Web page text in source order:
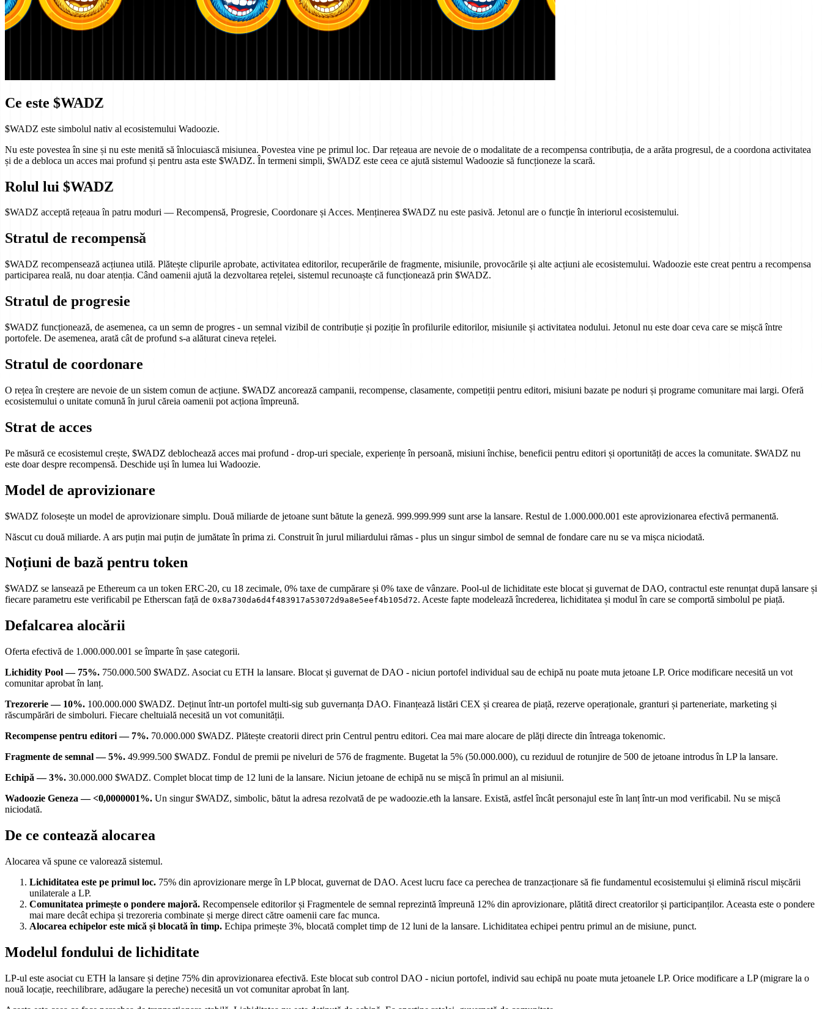
Ce este $WADZ
$WADZ este simbolul nativ al ecosistemului Wadoozie.
Nu este povestea în sine și nu este menită să înlocuiască misiunea. Povestea vine pe primul loc. Dar rețeaua are nevoie de o modalitate de a recompensa contribuția, de a arăta progresul, de a coordona activitatea
și de a debloca un acces mai profund și pentru asta este $WADZ. În termeni simpli, $WADZ este ceea ce ajută sistemul Wadoozie să funcționeze la scară.
Rolul lui $WADZ
$WADZ acceptă rețeaua în patru moduri — Recompensă, Progresie, Coordonare și Acces. Menținerea $WADZ nu este pasivă. Jetonul are o funcție în interiorul ecosistemului.
Stratul de recompensă
$WADZ recompensează acțiunea utilă. Plătește clipurile aprobate, activitatea editorilor, recuperările de fragmente, misiunile, provocările și alte acțiuni ale ecosistemului. Wadoozie este creat pentru a recompensa
participarea reală, nu doar atenția. Când oamenii ajută la dezvoltarea rețelei, sistemul recunoaște că funcționează prin $WADZ.
Stratul de progresie
$WADZ funcționează, de asemenea, ca un semn de progres - un semnal vizibil de contribuție și poziție în profilurile editorilor, misiunile și activitatea nodului. Jetonul nu este doar ceva care se mișcă între
portofele. De asemenea, arată cât de profund s-a alăturat cineva rețelei.
Stratul de coordonare
O rețea în creștere are nevoie de un sistem comun de acțiune. $WADZ ancorează campanii, recompense, clasamente, competiții pentru editori, misiuni bazate pe noduri și programe comunitare mai largi. Oferă
ecosistemului o unitate comună în jurul căreia oamenii pot acționa împreună.
Strat de acces
Pe măsură ce ecosistemul crește, $WADZ deblochează acces mai profund - drop-uri speciale, experiențe în persoană, misiuni închise, beneficii pentru editori și oportunități de acces la comunitate. $WADZ nu
este doar despre recompensă. Deschide uși în lumea lui Wadoozie.
Model de aprovizionare
$WADZ folosește un model de aprovizionare simplu. Două miliarde de jetoane sunt bătute la geneză. 999.999.999 sunt arse la lansare. Restul de 1.000.000.001 este aprovizionarea efectivă permanentă.
Născut cu două miliarde. A ars puțin mai puțin de jumătate în prima zi. Construit în jurul miliardului rămas - plus un singur simbol de semnal de fondare care nu se va mișca niciodată.
Noțiuni de bază pentru token
$WADZ se lansează pe Ethereum ca un token ERC-20, cu 18 zecimale, 0% taxe de cumpărare și 0% taxe de vânzare. Pool-ul de lichiditate este blocat și guvernat de DAO, contractul este renunțat după lansare și
fiecare parametru este verificabil pe Etherscan față de 0x8a730da6d4f483917a53072d9a8e5eef4b105d72. Aceste fapte modelează încrederea, lichiditatea și modul în care se comportă simbolul pe piață.
Defalcarea alocării
Oferta efectivă de 1.000.000.001 se împarte în șase categorii.
Lichidity Pool — 75%. 750.000.500 $WADZ. Asociat cu ETH la lansare. Blocat și guvernat de DAO - niciun portofel individual sau de echipă nu poate muta jetoane LP. Orice modificare necesită un vot
comunitar aprobat în lanț.
Trezorerie — 10%. 100.000.000 $WADZ. Deținut într-un portofel multi-sig sub guvernanța DAO. Finanțează listări CEX și crearea de piață, rezerve operaționale, granturi și parteneriate, marketing și
răscumpărări de simboluri. Fiecare cheltuială necesită un vot comunității.
Recompense pentru editori — 7%. 70.000.000 $WADZ. Plătește creatorii direct prin Centrul pentru editori. Cea mai mare alocare de plăți directe din întreaga tokenomic.
Fragmente de semnal — 5%. 49.999.500 $WADZ. Fondul de premii pe niveluri de 576 de fragmente. Bugetat la 5% (50.000.000), cu reziduul de rotunjire de 500 de jetoane introdus în LP la lansare.
Echipă — 3%. 30.000.000 $WADZ. Complet blocat timp de 12 luni de la lansare. Niciun jetoane de echipă nu se mișcă în primul an al misiunii.
Wadoozie Geneza — <0,0000001%. Un singur $WADZ, simbolic, bătut la adresa rezolvată de pe wadoozie.eth la lansare. Există, astfel încât personajul este în lanț într-un mod verificabil. Nu se mișcă
niciodată.
De ce contează alocarea
Alocarea vă spune ce valorează sistemul.
Lichiditatea este pe primul loc. ​​75% din aprovizionare merge în LP blocat, guvernat de DAO. Acest lucru face ca perechea de tranzacționare să fie fundamentul ecosistemului și elimină riscul mișcării
unilaterale a LP.
Comunitatea primește o pondere majoră. Recompensele editorilor și Fragmentele de semnal reprezintă împreună 12% din aprovizionare, plătită direct creatorilor și participanților. Aceasta este o pondere
mai mare decât echipa și trezoreria combinate și merge direct către oamenii care fac munca.
Alocarea echipelor este mică și blocată în timp. Echipa primește 3%, blocată complet timp de 12 luni de la lansare. Lichiditatea echipei pentru primul an de misiune, punct.
Modelul fondului de lichiditate
LP-ul este asociat cu ETH la lansare și deține 75% din aprovizionarea efectivă. Este blocat sub control DAO - niciun portofel, individ sau echipă nu poate muta jetoanele LP. Orice modificare a LP (migrare la o
nouă locație, reechilibrare, adăugare la pereche) necesită un vot comunitar aprobat în lanț.